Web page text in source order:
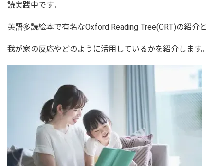
読実践中です。
英語多読絵本で有名なOxford Reading Tree(ORT)の紹介と
我が家の反応やどのように活用しているかを紹介します。